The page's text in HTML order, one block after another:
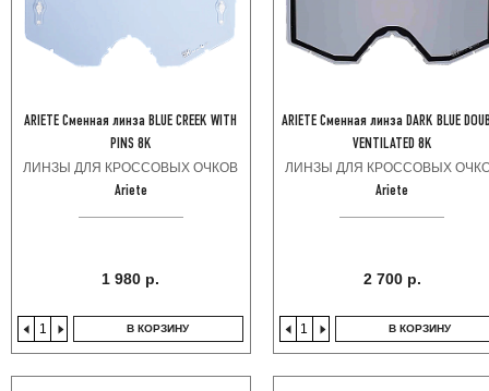
ARIETE Сменная линза BLUE CREEK WITH
PINS 8K
ЛИНЗЫ ДЛЯ КРОССОВЫХ ОЧКОВ
Ariete
1 980 р.
В КОРЗИНУ
ARIETE Сменная линза DARK BLUE
VENTILATED 8K
ЛИНЗЫ ДЛЯ КРОССОВЫХ
Ariete
2 700 р.
В КОРЗИНУ